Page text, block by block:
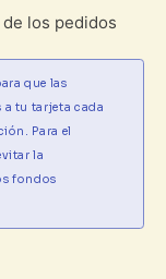
los pedidos
que las
a tu tarjeta cada
Para el
la
fondos